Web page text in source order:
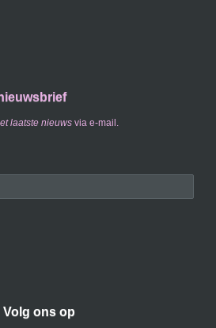
laatste nieuws via e-mail.
Volg ons op